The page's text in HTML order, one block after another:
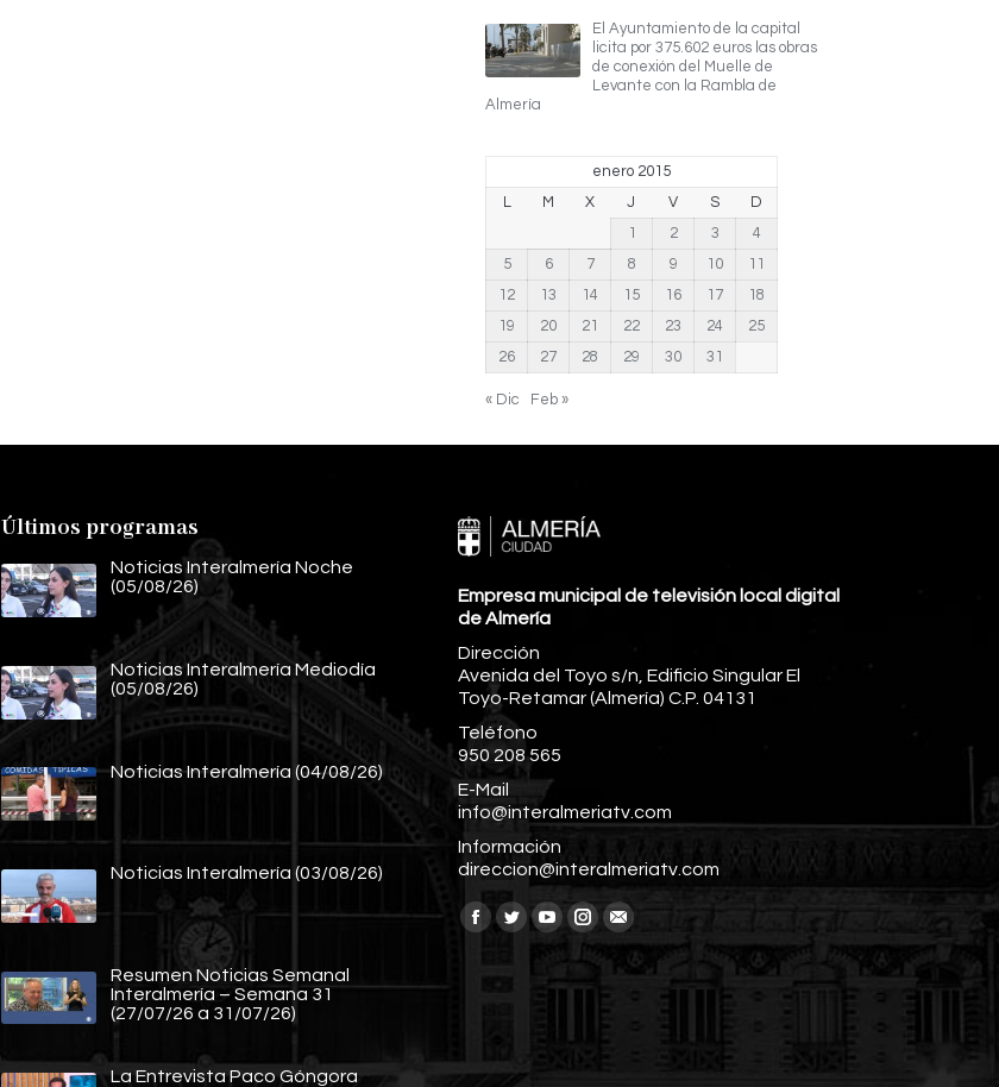
El Ayuntamiento de la capital
licita por 375.602 euros las obras
de conexión del Muelle de
Levante con la Rambla de
Almería
enero 2015
L
M X J V S
D
1
2 3
4
5
6 7 8 9 10
11
12
13 14 15 16 17
18
19
20 21 22 23 24
25
26
27 28 29 30 31
« Dic Feb »
Últimos programas
Noticias Interalmería Noche
(05/08/26)
Noticias Interalmería Mediodía
(05/08/26)
Noticias Interalmería (04/08/26)
Noticias Interalmería (03/08/26)
Resumen Noticias Semanal
Interalmería – Semana 31
(27/07/26 a 31/07/26)
La Entrevista Paco Góngora
Empresa municipal de televisión local digital
de Almería
Dirección
Avenida del Toyo s/n, Edificio Singular El
Toyo-Retamar (Almería) C.P. 04131
Teléfono
950 208 565
E-Mail
info@interalmeriatv.com
Información
direccion@interalmeriatv.com
Encuéntranos en:
Facebook
TwitterYouTube
Instagram
Mail